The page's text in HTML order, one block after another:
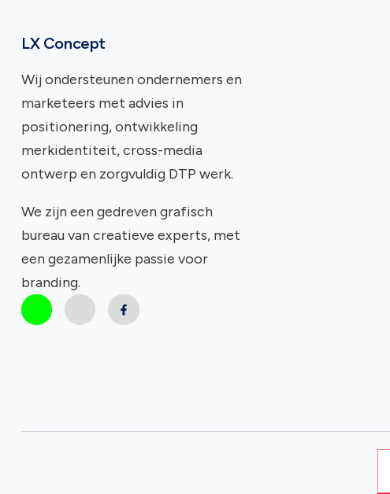
LX Concept
Wij ondersteunen ondernemers en
marketeers met advies in
positionering, ontwikkeling
merkidentiteit, cross-media
ontwerp en zorgvuldig DTP werk.
We zijn een gedreven grafisch
bureau van creatieve experts, met
een gezamenlijke passie voor
branding.